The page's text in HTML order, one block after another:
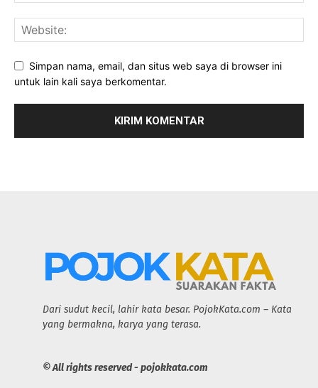
Simpan nama, email, dan situs web saya di browser ini
untuk lain kali saya berkomentar.
Dari sudut kecil, lahir kata besar. PojokKata.com – Kata
yang bermakna, karya yang terasa.
© All rights reserved - pojokkata.com